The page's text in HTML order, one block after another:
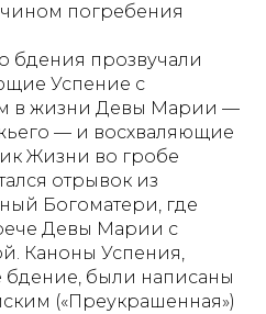
погребения
бдения прозвучали
Успение с
в жизни Девы Марии —
— и восхваляющие
Жизни во гробе
отрывок из
Богоматери, где
Девы Марии с
Каноны Успения,
бдение, были написаны
(«Преукрашенная»)